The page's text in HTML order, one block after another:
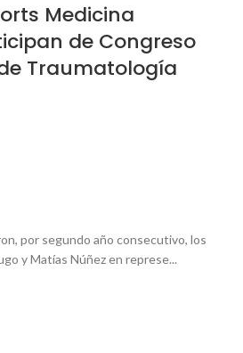
Medicina
de Congreso
Traumatología
por segundo año consecutivo, los
y Matías Núñez en represe...